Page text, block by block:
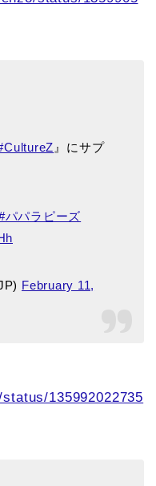
』にサプ
パパラピーズ
February 11,
135992022735